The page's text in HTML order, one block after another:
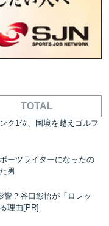
TOTAL
ク1位、国境を越えゴルフ
ーツライターになったの
男
響？谷口彰悟が「ロレッ
理由[PR]